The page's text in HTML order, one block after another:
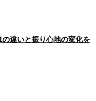
違いと振り心地の変化を